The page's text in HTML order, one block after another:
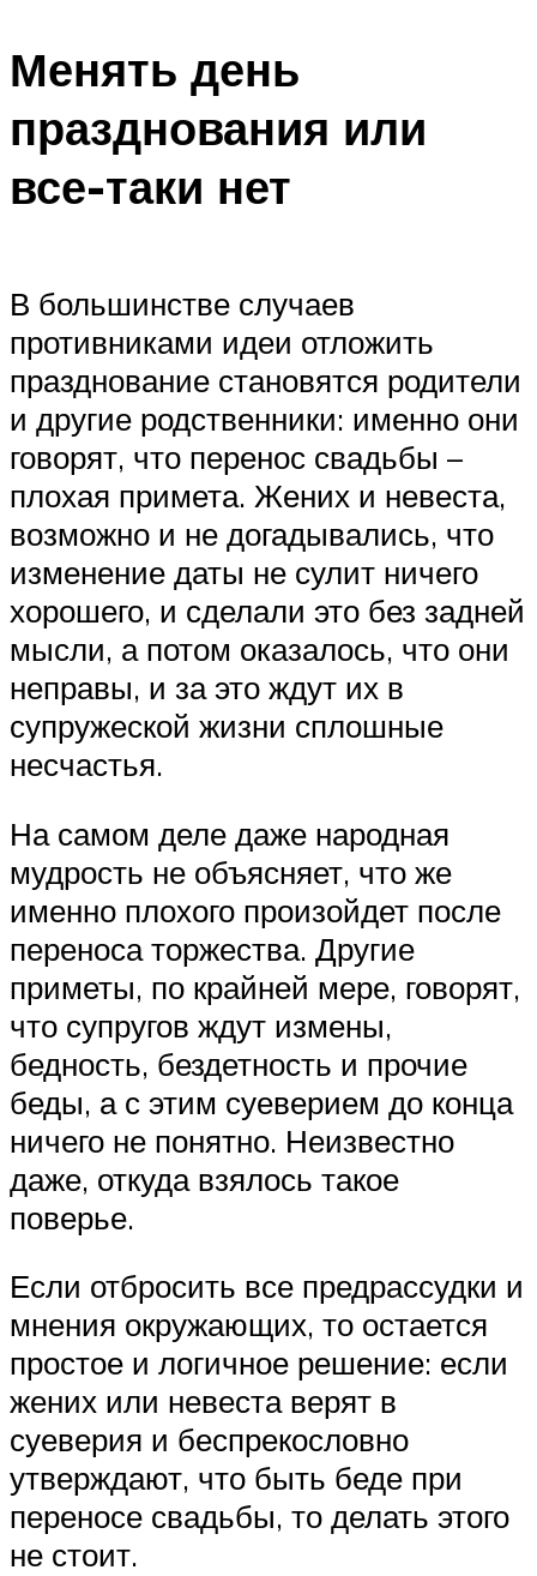
Менять день
празднования или
все-таки нет
В большинстве случаев
противниками идеи отложить
празднование становятся родители
и другие родственники: именно они
говорят, что перенос свадьбы –
плохая примета. Жених и невеста,
возможно и не догадывались, что
изменение даты не сулит ничего
хорошего, и сделали это без задней
мысли, а потом оказалось, что они
неправы, и за это ждут их в
супружеской жизни сплошные
несчастья.
На самом деле даже народная
мудрость не объясняет, что же
именно плохого произойдет после
переноса торжества. Другие
приметы, по крайней мере, говорят,
что супругов ждут измены,
бедность, бездетность и прочие
беды, а с этим суеверием до конца
ничего не понятно. Неизвестно
даже, откуда взялось такое
поверье.
Если отбросить все предрассудки и
мнения окружающих, то остается
простое и логичное решение: если
жених или невеста верят в
суеверия и беспрекословно
утверждают, что быть беде при
переносе свадьбы, то делать этого
не стоит.